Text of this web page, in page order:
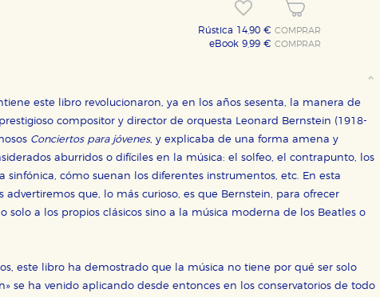
Rústica 14,90 €COMPRAR
eBook 9,99 €COMPRAR
este libro revolucionaron, ya en los años sesenta, la manera de
compositor y director de orquesta Leonard Bernstein (1918-
Conciertos para jóvenes, y explicaba de una forma amena y
aburridos o difíciles en la música: el solfeo, el contrapunto, los
sinfónica, cómo suenan los diferentes instrumentos, etc. En esta
que, lo más curioso, es que Bernstein, para ofrecer
solo a los propios clásicos sino a la música moderna de los Beatles o
este libro ha demostrado que la música no tiene por qué ser solo
se ha venido aplicando desde entonces en los conservatorios de todo
para que nuestro sitio web funcione y no es posible deshabilitarlas
pero en ese caso es posible que algunas áreas de nuestra web
para que no tenga que reconfigurarlos cada vez que nos visita. La
sociales
por nuestros socios publicitarios y se utilizan para mostrar
información personal sino que se basan en la